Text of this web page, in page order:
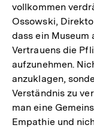
vollkommen
Ossowski,
dass ein
Vertrauens die
aufzunehmen.
anzuklagen,
Verständnis zu
man eine
Empathie und